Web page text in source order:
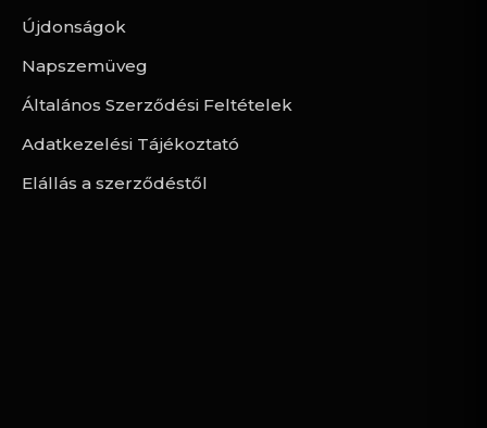
Újdonságok
Napszemüveg
Általános Szerződési Feltételek
Adatkezelési Tájékoztató
Elállás a szerződéstől